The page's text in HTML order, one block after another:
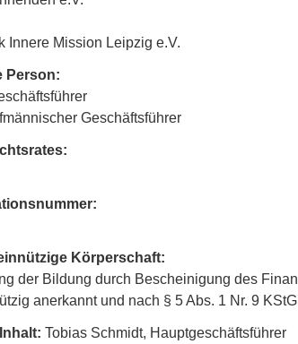
Innere Mission Leipzig e.V.
Person:
Geschäftsführer
Körperschaft:
der Bildung durch Bescheinigung des
anerkannt und nach § 5 Abs. 1 Nr. 9
Tobias Schmidt, Hauptgeschäftsführer